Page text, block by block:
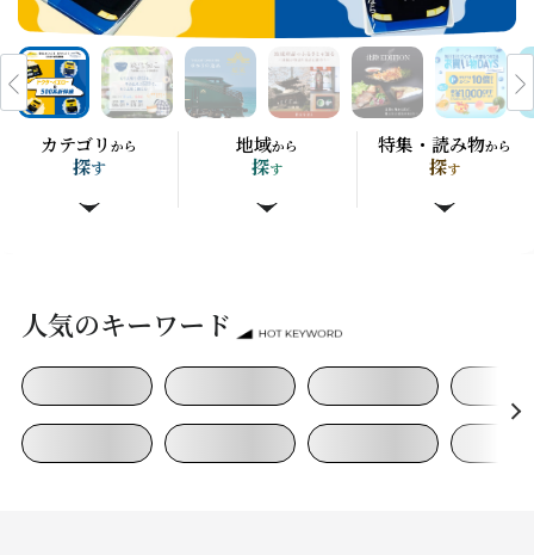
カテゴリから
探す
地域から
探す
特集・読み物から
探す
人気のキーワード